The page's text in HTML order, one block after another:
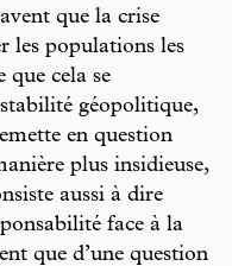
que la crise
les populations les
que cela se
géopolitique,
en question
plus insidieuse,
aussi à dire
face à la
que d’une question